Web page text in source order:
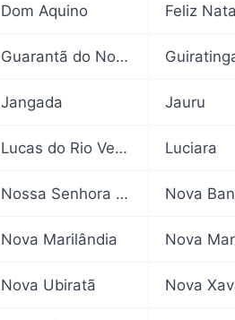
Dom Aquino Feliz
Guarantã do Norte
Jangada Jauru
Lucas do Rio Verde Luciara
Nossa Senhora do Livramento
Nova Marilândia Nova
Nova Ubiratã Nova